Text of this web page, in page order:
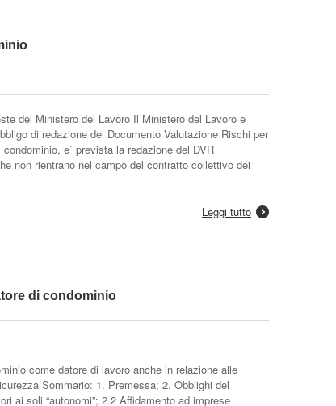
del Ministero del Lavoro Il Ministero del Lavoro e
di redazione del Documento Valutazione Rischi per
e` prevista la redazione del DVR
non rientrano nel campo del contratto collettivo dei
Leggi tutto
di condominio
come datore di lavoro anche in relazione alle
Sommario: 1. Premessa; 2. Obblighi del
ai soli “autonomi”; 2.2 Affidamento ad imprese